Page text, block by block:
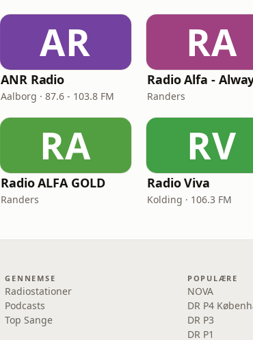
AR
ANR Radio
Aalborg · 87.6 - 103.8 FM
RA
Randers
RA
Radio ALFA GOLD
Randers
RV
Radio Viva
Kolding · 106.3 FM
GENNEMSE
Radiostationer
Podcasts
Top Sange
POPULÆRE
NOVA
DR P4
DR P3
DR P1